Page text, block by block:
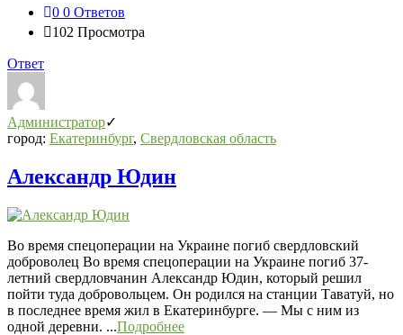
0 0 Ответов
102 Просмотра
Ответ
Администратор
город: Екатеринбург, Свердловская область
Александр Юдин
Во время спецоперации на Украине погиб свердловский
доброволец Во время спецоперации на Украине погиб 37-
летний свердловчанин Александр Юдин, который решил
пойти туда добровольцем. Он родился на станции Таватуй, но
в последнее время жил в Екатеринбурге. — Мы с ним из
одной деревни. ...Подробнее